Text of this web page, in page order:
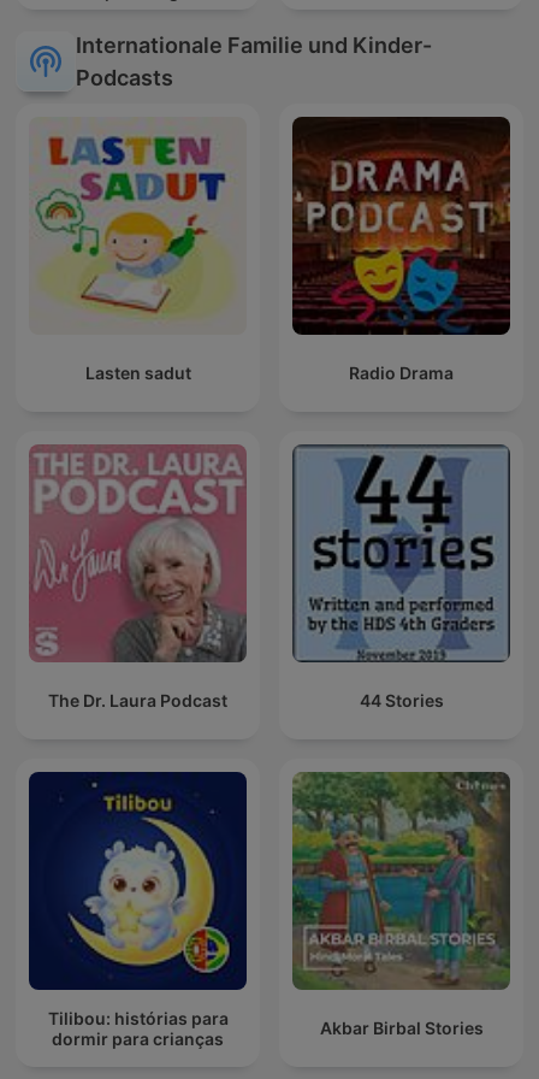
Internationale Familie und Kinder-
Podcasts
Lasten sadut Radio Drama
The Dr. Laura Podcast 44 Stories
Tilibou: histórias para
dormir para crianças
Akbar Birbal Stories